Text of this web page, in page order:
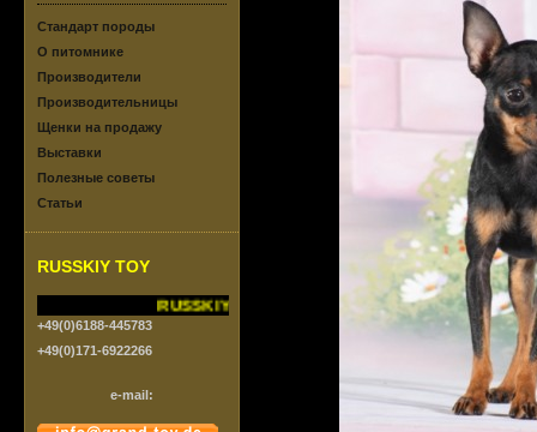
Стандарт породы
О питомнике
Производители
Производительницы
Щенки на продажу
Выставки
Полезные советы
Статьи
RUSSKIY TOY
RUSSKIY TOY vom Grand-Toy.FCI/VDH
+49(0)6188-445783
+49(0)171-6922266
e-mail: